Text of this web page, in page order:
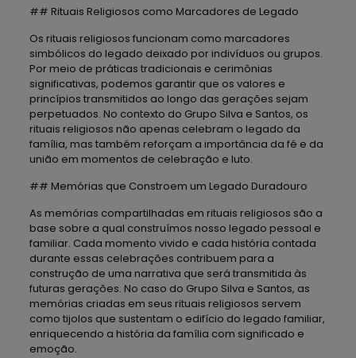
## Rituais Religiosos como Marcadores de Legado
Os rituais religiosos funcionam como marcadores
simbólicos do legado deixado por indivíduos ou grupos.
Por meio de práticas tradicionais e cerimônias
significativas, podemos garantir que os valores e
princípios transmitidos ao longo das gerações sejam
perpetuados. No contexto do Grupo Silva e Santos, os
rituais religiosos não apenas celebram o legado da
família, mas também reforçam a importância da fé e da
união em momentos de celebração e luto.
## Memórias que Constroem um Legado Duradouro
As memórias compartilhadas em rituais religiosos são a
base sobre a qual construímos nosso legado pessoal e
familiar. Cada momento vivido e cada história contada
durante essas celebrações contribuem para a
construção de uma narrativa que será transmitida às
futuras gerações. No caso do Grupo Silva e Santos, as
memórias criadas em seus rituais religiosos servem
como tijolos que sustentam o edifício do legado familiar,
enriquecendo a história da família com significado e
emoção.